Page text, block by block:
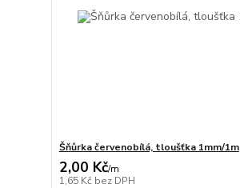
Šňůrka červenobílá, tloušťka 1mm/1m
2,00 Kč/m
1,65 Kč bez DPH